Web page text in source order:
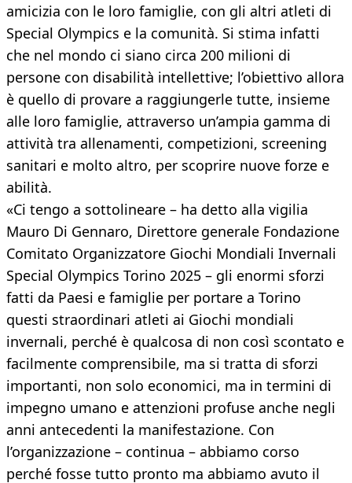
amicizia con le loro famiglie, con gli altri atleti di
Special Olympics e la comunità. Si stima infatti
che nel mondo ci siano circa 200 milioni di
persone con disabilità intellettive; l’obiettivo allora
è quello di provare a raggiungerle tutte, insieme
alle loro famiglie, attraverso un’ampia gamma di
attività tra allenamenti, competizioni, screening
sanitari e molto altro, per scoprire nuove forze e
abilità.
«Ci tengo a sottolineare – ha detto alla vigilia
Mauro Di Gennaro, Direttore generale Fondazione
Comitato Organizzatore Giochi Mondiali Invernali
Special Olympics Torino 2025 – gli enormi sforzi
fatti da Paesi e famiglie per portare a Torino
questi straordinari atleti ai Giochi mondiali
invernali, perché è qualcosa di non così scontato e
facilmente comprensibile, ma si tratta di sforzi
importanti, non solo economici, ma in termini di
impegno umano e attenzioni profuse anche negli
anni antecedenti la manifestazione. Con
l’organizzazione – continua – abbiamo corso
perché fosse tutto pronto ma abbiamo avuto il